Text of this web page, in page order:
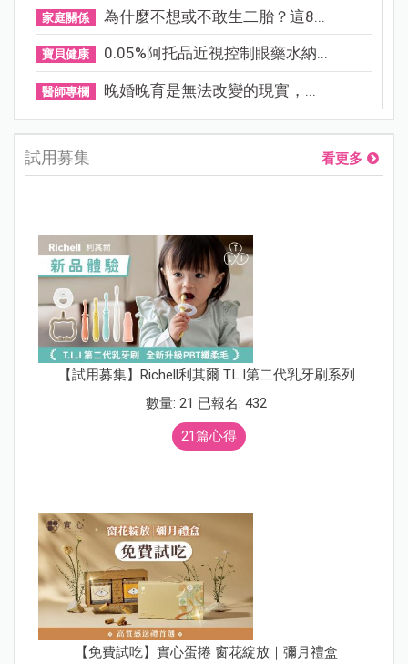
家庭關係 為什麼不想或不敢生二胎？這8...
寶貝健康 0.05%阿托品近視控制眼藥水納...
醫師專欄 晚婚晚育是無法改變的現實，...
試用募集 看更多
【試用募集】Richell利其爾 T.L.I第二代乳牙刷系列
數量: 21 已報名: 432
21篇心得
【免費試吃】實心蛋捲 窗花綻放｜彌月禮盒